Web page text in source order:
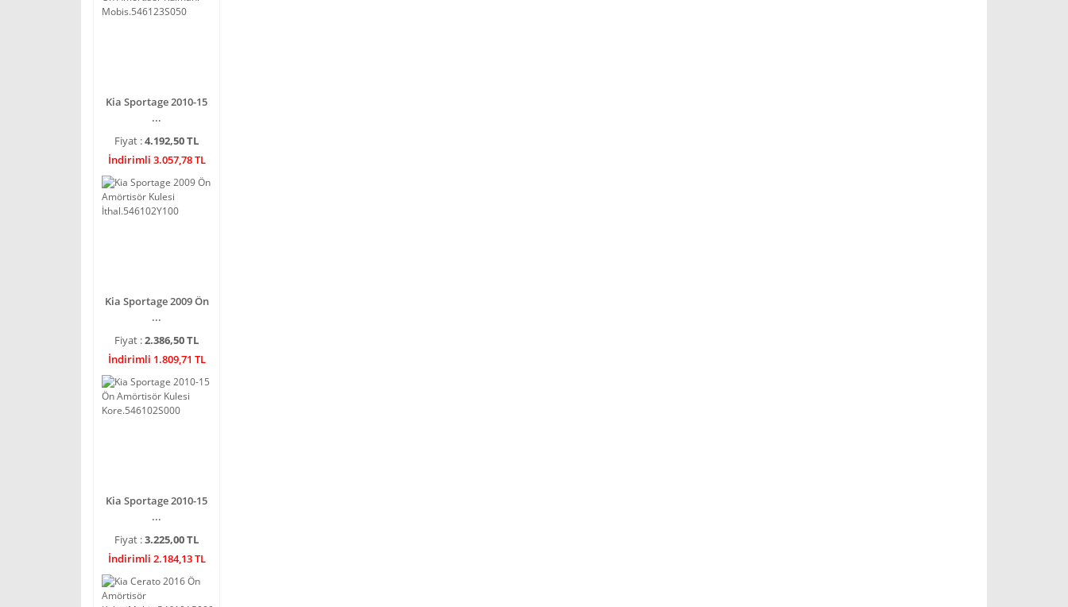
Kia Sportage 2010-15
...
Fiyat :4.192,50 TL
İndirimli 3.057,78 TL
Kia Sportage 2009 Ön
...
Fiyat :2.386,50 TL
İndirimli 1.809,71 TL
Kia Sportage 2010-15
...
Fiyat :3.225,00 TL
İndirimli 2.184,13 TL